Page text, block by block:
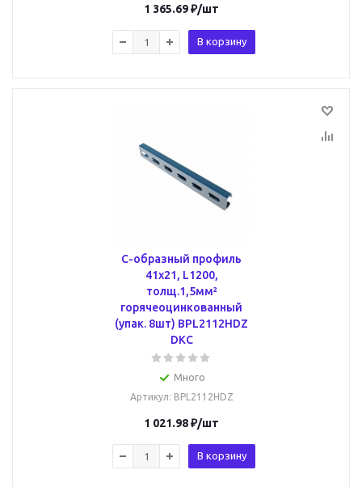
1 365.69₽/шт
В корзину
С-образный профиль
41х21, L1200,
толщ.1,5мм²
горячеоцинкованный
(упак. 8шт) BPL2112HDZ
DKC
Много
Артикул: BPL2112HDZ
1 021.98₽/шт
В корзину